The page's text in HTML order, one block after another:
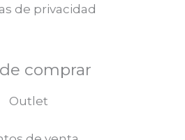
de privacidad
comprar
Outlet